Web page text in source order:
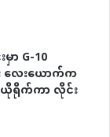
G-10
လေးယောက်က
ယိုရိုက်ကာ လိုင်း